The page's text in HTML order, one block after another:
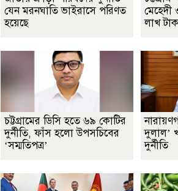
যেন মরনঘাতি ভাইরাসে পরিণত
হয়েছে
লাখ
চট্টগ্রামের ডিসি হতে ৬৯ কোটির
দুর্নীতি, ফাঁস হলো উপসচিবের
‘সম্মতিপত্র’
দুলাল’
দুর্নীতি